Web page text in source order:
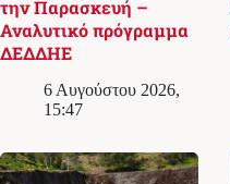
την Παρασκευή –
Αναλυτικό πρόγραμμα
ΔΕΔΔΗΕ
6 Αυγούστου 2026,
15:47